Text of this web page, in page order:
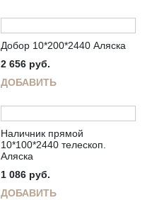
Добор 10*200*2440 Аляска
2 656 руб.
ДОБАВИТЬ
Наличник прямой
10*100*2440 телескоп.
Аляска
1 086 руб.
ДОБАВИТЬ